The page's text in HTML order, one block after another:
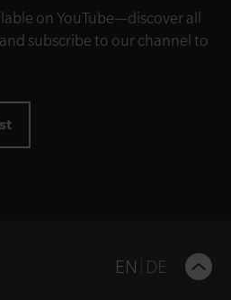
on YouTube—discover all
subscribe to our channel to
EN DE